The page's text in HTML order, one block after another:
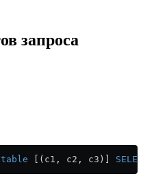
запроса
table [(c1, c2, c3)] SELECT